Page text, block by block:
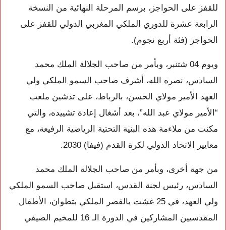
للقفز على الحواجز، برسم المرحلة النهائية من النسخة
الرابعة عشرة للدوري الملكي المغربي الدولي للقفز على
الحواجز (فئة أربع نجوم).
ويوم 04 شتنبر، وبأمر من صاحب الجلالة الملك محمد
السادس، نصره الله، أشرف صاحب السمو الملكي ولي
العهد الأمير مولاي الحسن، بالرباط، على تدشين ملعب
“الأمير مولاي عبد الله”، بعد أشغال إعادة تشييده، والتي
مكنت من ملاءمة هذه البنية التحتية الرياضية الرفيعة، مع
معايير الاتحاد الدولي لكرة القدم (فيفا) 2030.
من جهة أخرى، وبأمر من صاحب الجلالة الملك محمد
السادس، رئيس لجنة القدس، استقبل صاحب السمو الملكي
ولي العهد، في 25 غشت بالقصر الملكي بتطوان، الأطفال
المقدسيين المشاركين في الدورة الـ 16 للمخيم الصيفي